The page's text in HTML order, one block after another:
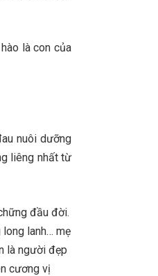
là con của
nuôi dưỡng
liêng nhất từ
đầu đời.
lanh… mẹ
là người đẹp
cương vị